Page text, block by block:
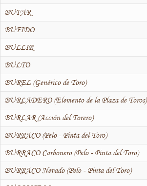
BUFAR
BUFIDO
BULLIR
BULTO
BUREL (Genérico de Toro)
BURLADERO (Elemento de la Plaza de Toros)
BURLAR (Acción del Torero)
BURRACO (Pelo - Pinta del Toro)
BURRACO Carbonero (Pelo - Pinta del Toro)
BURRACO Nevado (Pelo - Pinta del Toro)